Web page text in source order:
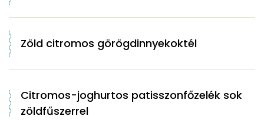
Zöld citromos görögdinnyekoktél
Citromos-joghurtos patisszonfőzelék sok
zöldfűszerrel